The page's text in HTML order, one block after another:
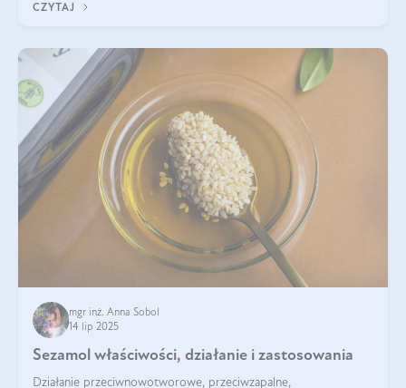
CZYTAJ
mgr inż. Anna Sobol
14 lip 2025
Sezamol właściwości, działanie i zastosowania
Działanie przeciwnowotworowe, przeciwzapalne,